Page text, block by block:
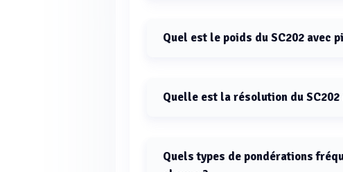
Quel est le poids du SC202 avec
Quelle est la résolution du SC202
Quels types de pondérations